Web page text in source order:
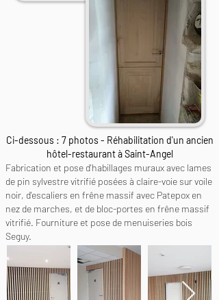
Ci-dessous : 7 photos - Réhabilitation d'un ancien
hôtel-restaurant à Saint-Angel
Fabrication et pose d'habillages muraux avec lames
de pin sylvestre vitrifié posées à claire-voie sur voile
noir, d'escaliers en frêne massif avec Patepox en
nez de marches, et de bloc-portes en frêne massif
vitrifié. Fourniture et pose de menuiseries bois
Seguy.